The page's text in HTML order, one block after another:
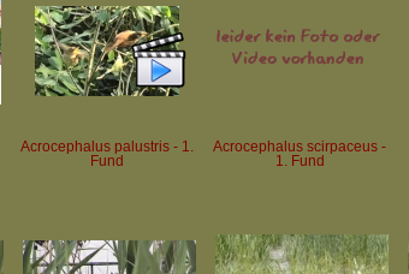
Acrocephalus palustris - 1.
Fund
Acrocephalus scirpaceus -
1. Fund